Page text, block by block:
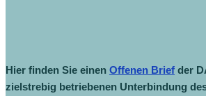
Hier finden Sie einen Offenen Brief der
zielstrebig betriebenen Unterbindung